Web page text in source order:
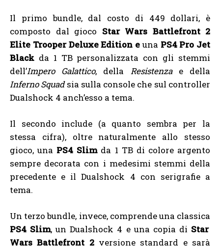
Il primo bundle, dal costo di 449 dollari, è
composto dal gioco Star Wars Battlefront 2
Elite Trooper Deluxe Edition e una PS4 Pro Jet
Black da 1 TB personalizzata con gli stemmi
dell’Impero Galattico, della Resistenzae della
Inferno Squadsia sulla console che sul controller
Dualshock 4 anch’esso a tema.
Il secondo include (a quanto sembra per la
stessa cifra), oltre naturalmente allo stesso
gioco, una PS4 Slimda 1 TB di colore argento
sempre decorata con i medesimi stemmi della
precedente e il Dualshock 4 con serigrafie a
tema.
Un terzo bundle, invece, comprende una classica
PS4 Slim, un Dualshock 4 e una copia di Star
Wars Battlefront 2versione standard e sarà